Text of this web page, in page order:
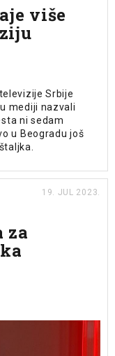
više
Srbije
mediji nazvali
ni sedam
u Beogradu još
19. JUL 2023.
za